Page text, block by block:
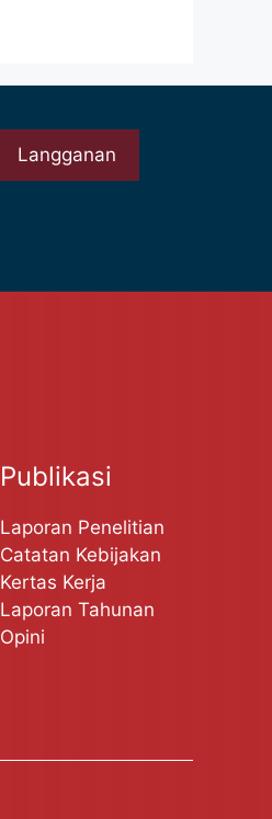
Publikasi
Laporan Penelitian
Catatan Kebijakan
Kertas Kerja
Laporan Tahunan
Opini